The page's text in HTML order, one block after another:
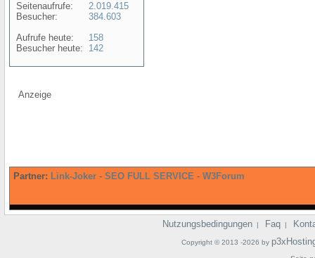
Seitenaufrufe:
Besucher:
Aufrufe heute:
Besucher heute:
2.019.415
384.603
158
142
Anzeige
Partner: Link-Joker - SEO FULL SERVICE - W3Forum
Nutzungsbedingungen | Faq |
Copyright © 2013 -2026 by